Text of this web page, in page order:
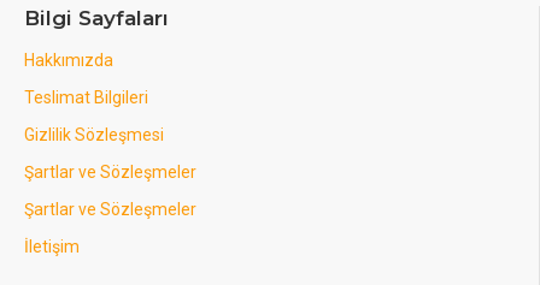
Bilgi Sayfaları
Hakkımızda
Teslimat Bilgileri
Gizlilik Sözleşmesi
Şartlar ve Sözleşmeler
Şartlar ve Sözleşmeler
İletişim